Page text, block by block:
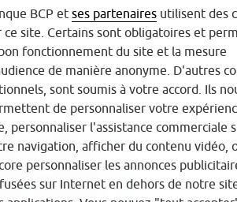
BCP et ses partenaires utilisent des
ce site. Certains sont obligatoires et
fonctionnement du site et la mesure
de manière anonyme. D'autres
sont soumis à votre accord. Ils
de personnaliser votre
personnaliser l'assistance commerciale
navigation, afficher du contenu vidéo,
personnaliser les annonces
sur Internet en dehors de notre